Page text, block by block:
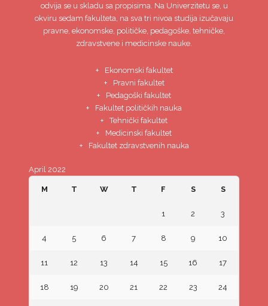
odvija se u skladu sa propisima. Na Univerzitetu se, u
okviru sedam fakulteta, na sva tri nivoa studija izučavaju
pravne, ekonomske, političke, pedagoške, tehničke,
zdravstvene i medicinske nauke.
Ekonomski fakultet
Pravni fakultet
Pedagoški fakultet
Fakultet političkih nauka
Tehnički fakultet
Medicinski fakultet
Fakultet zdravstvenih nauka
April 2022
M T W T F S S
1 2 3
4 5 6 7 8 9 10
11 12 13 14 15 16 17
18 19 20 21 22 23 24